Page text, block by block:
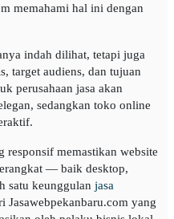
memahami hal ini dengan
indah dilihat, tetapi juga
target audiens, dan tujuan
perusahaan jasa akan
sedangkan toko online
responsif memastikan website
— baik desktop,
satu keunggulan jasa
Jasawebpekanbaru.com yang